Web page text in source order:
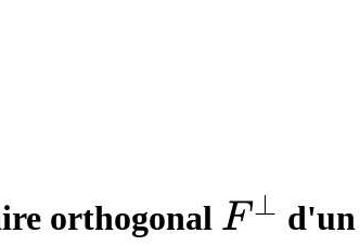
orthogonal F ⊥ d'un